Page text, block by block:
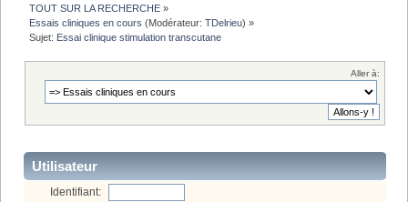
TOUT SUR LA RECHERCHE »
Essais cliniques en cours (Modérateur:TDelrieu) »
Sujet: Essai clinique stimulation transcutane
Aller à:
Utilisateur
Identifiant: